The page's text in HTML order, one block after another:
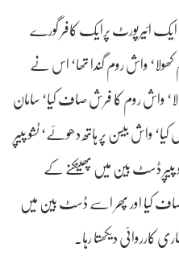
ائیرپورٹ پرایک کافر گورے
واش روم گندا تھا‘ اس نے
واش روم کا فرش صاف کیا‘ سامان
واش بیسن پر ہاتھ دھوئے‘ ٹشو پیپر
ڈسٹ بین میں پھینکنے کے
کیا اور پھر اسے ڈسٹ بین میں
کارروائی دیکھتا رہا۔